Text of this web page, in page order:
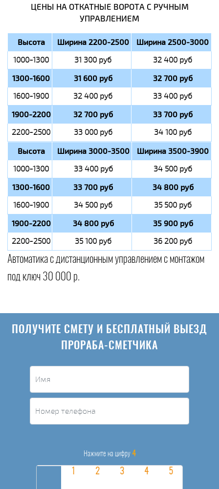
ЦЕНЫ НА ОТКАТНЫЕ ВОРОТА С РУЧНЫМ
УПРАВЛЕНИЕМ
Высота Ширина 2200-2500 Ширина 2500-3000
1000-1300 31 300 руб 32 400 руб
1300-1600 31 600 руб 32 700 руб
1600-1900 32 400 руб 33 400 руб
1900-2200 32 700 руб 33 700 руб
2200-2500 33 000 руб 34 100 руб
Высота Ширина 3000-3500 Ширина 3500-3900
1000-1300 33 400 руб 34 500 руб
1300-1600 33 700 руб 34 800 руб
1600-1900 34 500 руб 35 500 руб
1900-2200 34 800 руб 35 900 руб
2200-2500 35 100 руб 36 200 руб
Автоматика с дистанционным управлением с монтажом
под ключ 30 000 р.
ПОЛУЧИТЕ СМЕТУ И БЕСПЛАТНЫЙ ВЫЕЗД
ПРОРАБА-СМЕТЧИКА
Нажмите на цифру 4